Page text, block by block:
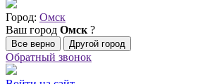
Город: Омск
Ваш город Омск ?
Все верно Другой город
Обратный звонок